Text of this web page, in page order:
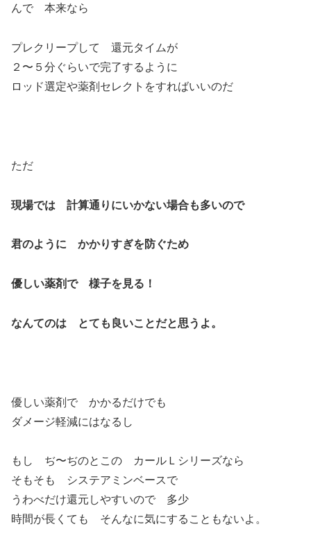
んで 本来なら
プレクリープして 還元タイムが
２〜５分ぐらいで完了するように
ロッド選定や薬剤セレクトをすればいいのだ
ただ
現場では 計算通りにいかない場合も多いので
君のように かかりすぎを防ぐため
優しい薬剤で 様子を見る！
なんてのは とても良いことだと思うよ。
優しい薬剤で かかるだけでも
ダメージ軽減にはなるし
もし ぢ〜ぢのとこの カールＬシリーズなら
そもそも システアミンベースで
うわべだけ還元しやすいので 多少
時間が長くても そんなに気にすることもないよ。